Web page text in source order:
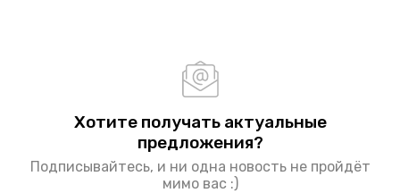
Хотите получать актуальные
предложения?
Подписывайтесь, и ни одна новость не пройдёт
мимо вас :)